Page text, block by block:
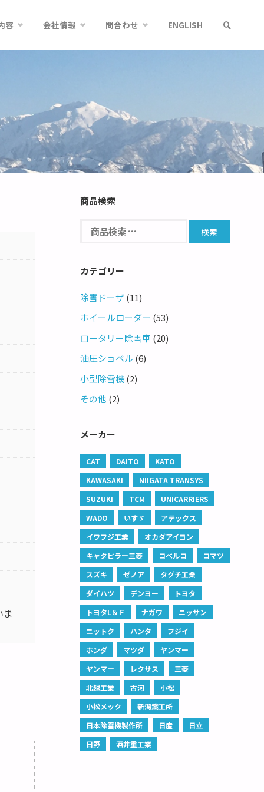
容 会社情報 問合わせ ENGLISH
ま
商品検索
カテゴリー
除雪ドーザ (11)
ホイールローダー (53)
ロータリー除雪車 (20)
油圧ショベル (6)
小型除雪機 (2)
その他 (2)
メーカー
CAT DAITO
KATO
KAWASAKI
NIIGATA TRANSYS
SUZUKI
TCM
UNICARRIERS
WADO
いすゞ
アテックス
イワフジ工業
オカダアイヨン
キャタピラー三菱
コベルコ
コマツ
スズキ
ゼノア
タグチ工業
ダイハツ
デンヨー
トヨタ
トヨタL＆Ｆ
ナガワ
ニッサン
ニットク
ハンタ
フジイ
ホンダ
マツダ
ヤンマー
ヤンマー
レクサス
三菱
北越工業
古河
小松
小松メック
新潟鐵工所
日本除雪機製作所
日産
日立
日野
酒井重工業